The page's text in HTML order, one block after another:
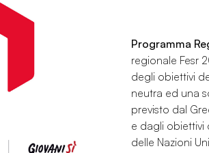
Programma
regionale Fesr
degli obiettivi
neutra ed una
previsto dal
e dagli obiettivi
delle Nazioni